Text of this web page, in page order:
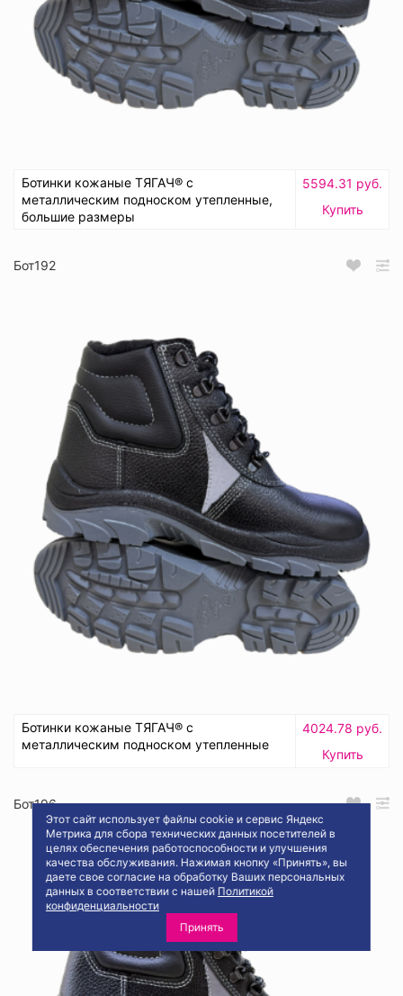
Этот сайт использует файлы cookie и сервис Яндекс
Метрика для сбора технических данных посетителей в
целях обеспечения работоспособности и улучшения
качества обслуживания. Нажимая кнопку «Принять», вы
даете свое согласие на обработку Ваших персональных
данных в соответствии с нашей Политикой
конфиденциальности
Принять
Ботинки кожаные ТЯГАЧ® с
металлическим подноском утепленные,
большие размеры
5594.31 руб.
Купить
Бот192
Ботинки кожаные ТЯГАЧ® с
металлическим подноском утепленные
4024.78 руб.
Купить
Бот196